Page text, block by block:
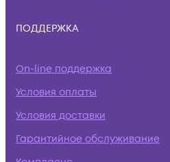
ПОДДЕРЖКА
On-line поддержка
Условия оплаты
Условия доставки
Гарантийное обслуживание